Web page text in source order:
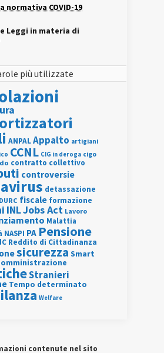
normativa COVID-19
Leggi in materia di
più utilizzate
ANPALAppalto artigiani
CCNL CIG in deroga cigo
contratto collettivo
controversie
detassazione
DURC fiscale formazione
INLJobs Act Lavoro
Malattia
NASPI PA Pensione
Reddito di Cittadinanza
sicurezza Smart
Stranieri
Tempo determinato
Welfare
contenute nel sito